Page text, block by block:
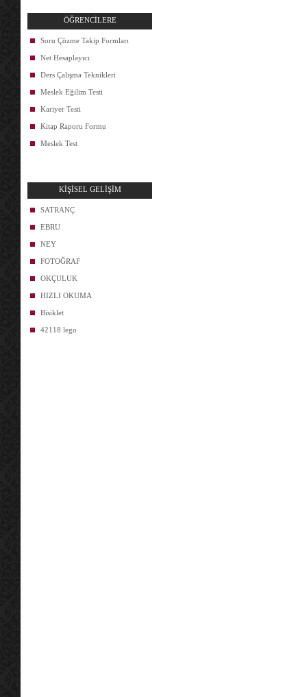
ÖĞRENCİLERE
Soru Çözme Takip Formları
Net Hesaplayıcı
Ders Çalışma Teknikleri
Meslek Eğilim Testi
Kariyer Testi
Kitap Raporu Formu
Meslek Test
KİŞİSEL GELİŞİM
SATRANÇ
EBRU
NEY
FOTOĞRAF
OKÇULUK
HIZLI OKUMA
Bisiklet
42118 lego